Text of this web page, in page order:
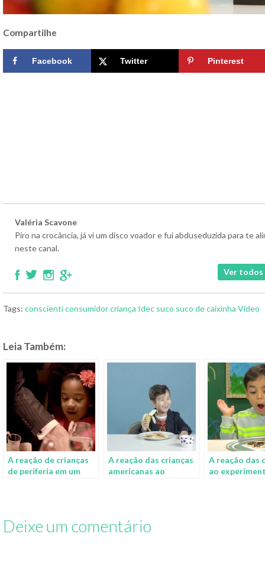
Compartilhe
Facebook Twitter Pinterest
Valéria Scavone
Piro na crocância, já vi um disco voador e fui abduseduzida para te
neste canal.
Ver todos
Tags: conscienticonsumidorcriança Idec suco suco de caixinha Vídeo
Leia Também:
A reação de crianças
de periferia em um
A reação das crianças
americanas ao
A reação das
ao
Deixe um comentário